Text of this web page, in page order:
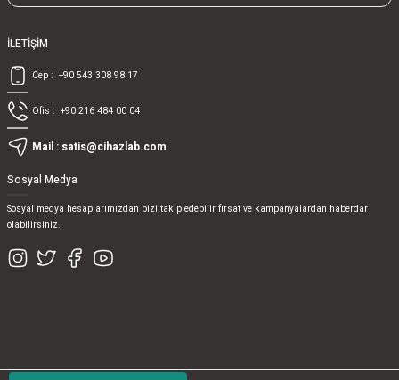
İLETİŞİM
Cep : +90 543 308 98 17
Ofis : +90 216 484 00 04
Mail : satis@cihazlab.com
Sosyal Medya
Sosyal medya hesaplarımızdan bizi takip edebilir fırsat ve kampanyalardan haberdar
olabilirsiniz.